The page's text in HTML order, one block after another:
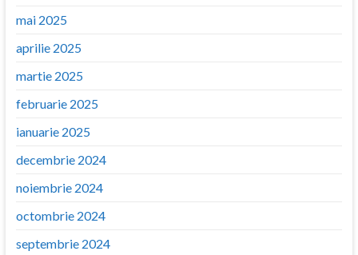
mai 2025
aprilie 2025
martie 2025
februarie 2025
ianuarie 2025
decembrie 2024
noiembrie 2024
octombrie 2024
septembrie 2024